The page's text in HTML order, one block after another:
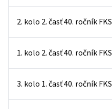
2. kolo 2. časť 40. ročník FKS
1. kolo 2. časť 40. ročník FKS
3. kolo 1. časť 40. ročník FKS